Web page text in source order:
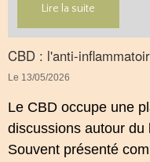
réglementation
comprendre comment
approche globale de
Lire la suite
CBD : l'anti-
Le 13/05/2026
Le CBD occupe une
discussions autour du
Souvent présenté